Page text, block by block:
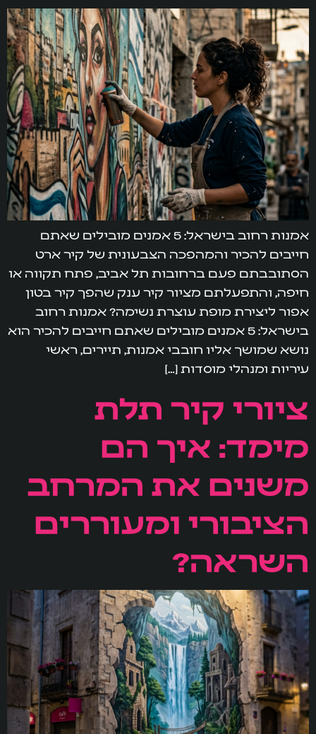
אמנות רחוב בישראל: 5 אמנים מובילים שאתם
חייבים להכיר והמהפכה הצבעונית של קיר ארט
הסתובבתם פעם ברחובות תל אביב, פתח תקווה או
חיפה, והתפעלתם מציור קיר ענק שהפך קיר בטון
אפור ליצירת מופת עוצרת נשימה? אמנות רחוב
בישראל: 5 אמנים מובילים שאתם חייבים להכיר הוא
נושא שמושך אליו חובבי אמנות, תיירים, ראשי
עיריות ומנהלי מוסדות […]
ציורי קיר תלת
מימד: איך הם
משנים את המרחב
הציבורי ומעוררים
השראה?